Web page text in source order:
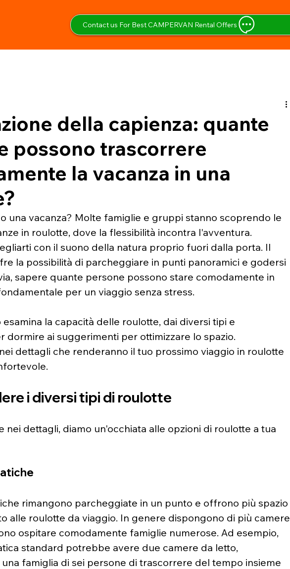
Contact us For Best CAMPERVAN Rental Offers
della capienza: quante
possono trascorrere
la vacanza in una
una vacanza? Molte famiglie e gruppi stanno scoprendo le
in roulotte, dove la flessibilità incontra l'avventura.
con il suono della natura proprio fuori dalla porta. Il
la possibilità di parcheggiare in punti panoramici e godersi
sapere quante persone possono stare comodamente in
per un viaggio senza stress.
la capacità delle roulotte, dai diversi tipi e
dormire ai suggerimenti per ottimizzare lo spazio.
dettagli che renderanno il tuo prossimo viaggio in roulotte
i diversi tipi di roulotte
nei dettagli, diamo un'occhiata alle opzioni di roulotte a tua
rimangono parcheggiate in un punto e offrono più spazio
alle roulotte da viaggio. In genere dispongono di più camere
ospitare comodamente famiglie numerose. Ad esempio,
standard potrebbe avere due camere da letto,
famiglia di sei persone di trascorrere del tempo insieme